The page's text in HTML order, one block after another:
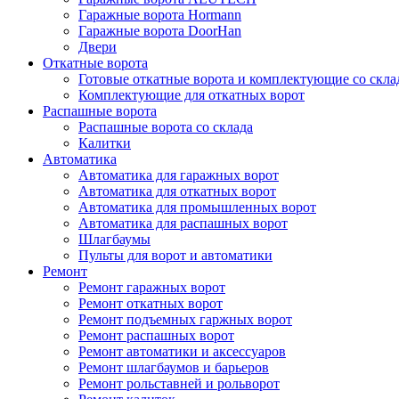
Гаражные ворота Hormann
Гаражные ворота DoorHan
Двери
Откатные ворота
Готовые откатные ворота и комплектующие со
Комплектующие для откатных ворот
Распашные ворота
Распашные ворота со склада
Калитки
Автоматика
Автоматика для гаражных ворот
Автоматика для откатных ворот
Автоматика для промышленных ворот
Автоматика для распашных ворот
Шлагбаумы
Пульты для ворот и автоматики
Ремонт
Ремонт гаражных ворот
Ремонт откатных ворот
Ремонт подъемных гаржных ворот
Ремонт распашных ворот
Ремонт автоматики и аксессуаров
Ремонт шлагбаумов и барьеров
Ремонт рольставней и рольворот